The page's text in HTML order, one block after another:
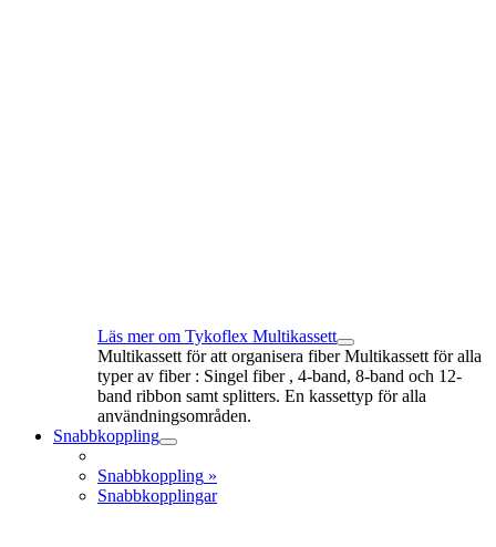
Läs mer om Tykoflex Multikassett
Multikassett för att organisera fiber Multikassett för alla
typer av fiber : Singel fiber , 4-band, 8-band och 12-
band ribbon samt splitters. En kassettyp för alla
användningsområden.
Snabbkoppling
Snabbkoppling »
Snabbkopplingar